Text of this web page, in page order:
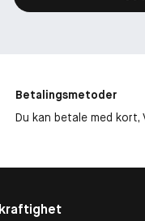
Betalingsmetoder
Du kan betale med